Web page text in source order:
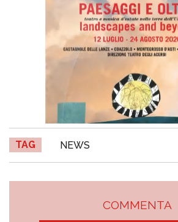
TAG NEWS
COMMENTA